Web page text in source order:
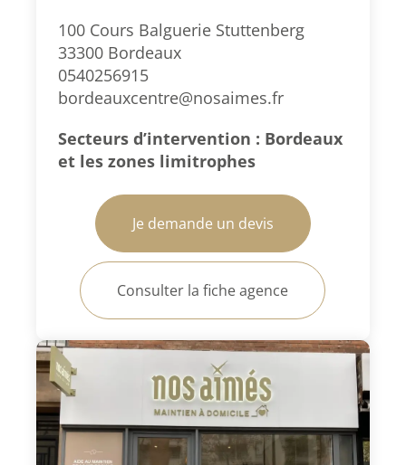
100 Cours Balguerie Stuttenberg
33300 Bordeaux
0540256915
bordeauxcentre@nosaimes.fr
Secteurs d’intervention : Bordeaux
et les zones limitrophes
Je demande un devis
Consulter la fiche agence